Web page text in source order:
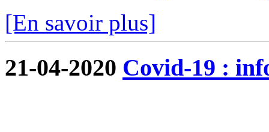
[En savoir plus]
21-04-2020 Covid-19 :